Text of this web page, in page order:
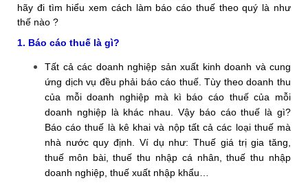
hãy đi tìm hiểu xem cách làm báo cáo thuế theo quý là như
thế nào ?
1. Báo cáo thuế là gì?
Tất cả các doanh nghiệp sản xuất kinh doanh và cung
ứng dịch vụ đều phải báo cáo thuế. Tùy theo doanh thu
của mỗi doanh nghiệp mà kì báo cáo thuế của mỗi
doanh nghiệp là khác nhau. Vậy báo cáo thuế là gì?
Báo cáo thuế là kê khai và nộp tất cả các loại thuế mà
nhà nước quy định. Ví dụ như: Thuế giá trị gia tăng,
thuế môn bài, thuế thu nhập cá nhân, thuế thu nhập
doanh nghiệp, thuế xuất nhập khẩu…